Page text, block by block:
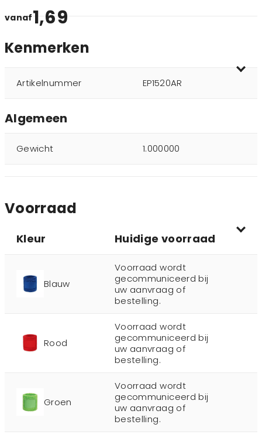
vanaf1,69
Kenmerken
Artikelnummer EP1520AR
Algemeen
Gewicht 1.000000
Voorraad
Kleur Huidige voorraad
Blauw
Voorraad wordt
gecommuniceerd bij
uw aanvraag of
bestelling.
Rood
Voorraad wordt
gecommuniceerd bij
uw aanvraag of
bestelling.
Groen
Voorraad wordt
gecommuniceerd bij
uw aanvraag of
bestelling.